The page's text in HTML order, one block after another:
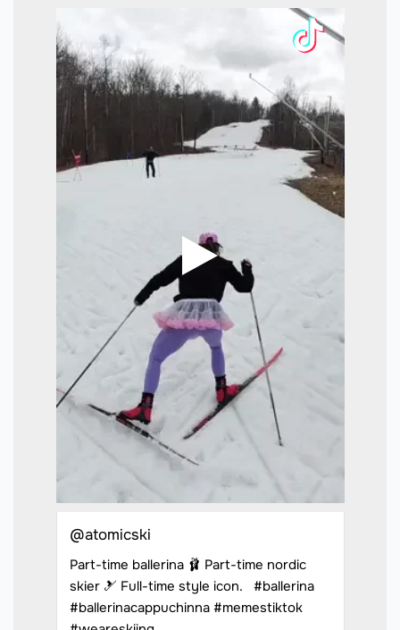
@atomicski
Part-time ballerina 🩰 Part-time nordic
skier 🎿 Full-time style icon. #ballerina
#ballerinacappuchinna #memestiktok